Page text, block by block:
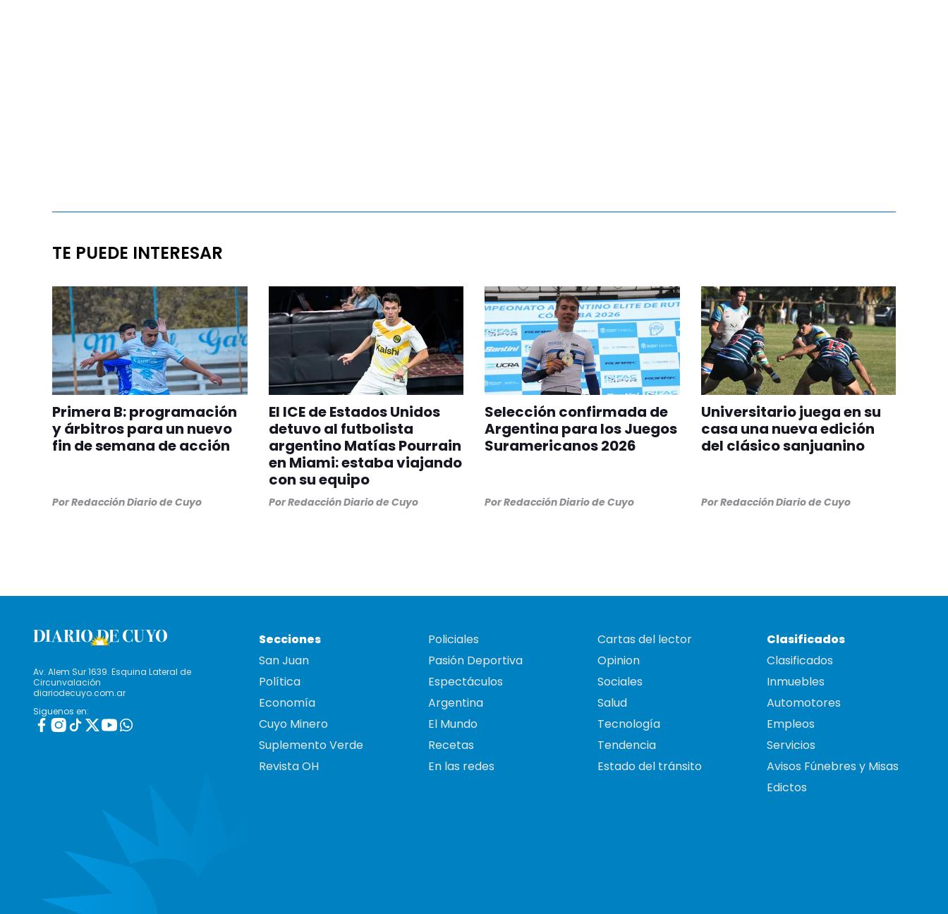
TE PUEDE INTERESAR
Primera B: programación
y árbitros para un nuevo
fin de semana de acción
PorRedacción Diario de Cuyo
El ICE de Estados Unidos
detuvo al futbolista
argentino Matías Pourrain
en Miami: estaba viajando
con su equipo
PorRedacción Diario de Cuyo
Selección confirmada de
Argentina para los Juegos
Suramericanos 2026
PorRedacción Diario de Cuyo
Universitario juega en su
casa una nueva edición
del clásico sanjuanino
PorRedacción Diario de Cuyo
Av. Alem Sur 1639. Esquina Lateral de
Circunvalación
diariodecuyo.com.ar
Siguenos en:
Secciones
San Juan
Política
Economía
Cuyo Minero
Suplemento Verde
Revista OH
Policiales
Pasión Deportiva
Espectáculos
Argentina
El Mundo
Recetas
En las redes
Cartas del lector
Opinion
Sociales
Salud
Tecnología
Tendencia
Estado del tránsito
Clasificados
Clasificados
Inmuebles
Automotores
Empleos
Servicios
Avisos Fúnebres y Misas
Edictos